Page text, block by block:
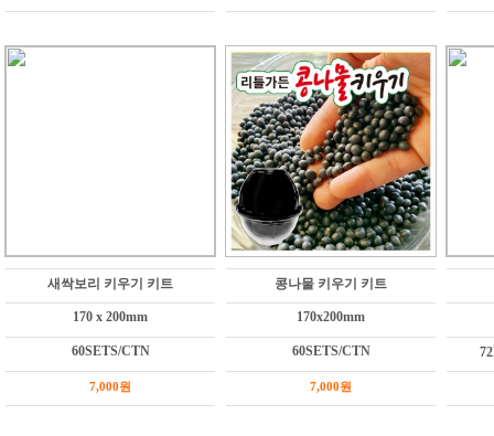
새싹보리 키우기 키트
170 x 200mm
60SETS/CTN
7,000원
콩나물 키우기 키트
170x200mm
60SETS/CTN
7,000원